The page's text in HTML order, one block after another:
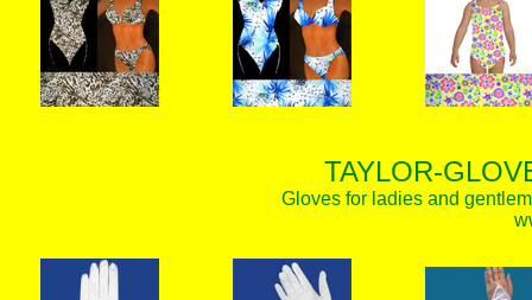
TAYLOR-
Gloves for ladies and